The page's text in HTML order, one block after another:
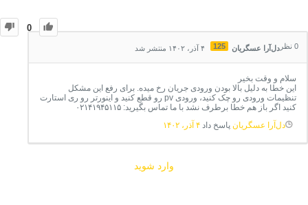
0
دل‌آرا عسگریان 125 ۴ آذر، ۱۴۰۲ منتشر شد 0 نظر
سلام و وقت بخیر
این خطا به دلیل بالا بودن ورودی جریان رخ میده. برای رفع این مشکل
تنظیمات ورودی رو چک کنید، ورودی pv رو قطع کنید و اینورتر رو ری استارت
کنید اگر باز هم خطا برطرف نشد با ما تماس بگیرید: ۰۲۱۴۱۹۴۵۱۱۵
دل‌آرا عسگریان پاسخ داد ۴ آذر، ۱۴۰۲
وارد شوید